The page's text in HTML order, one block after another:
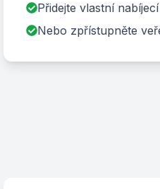
Přidejte vlastní
Nebo zpřístupněte